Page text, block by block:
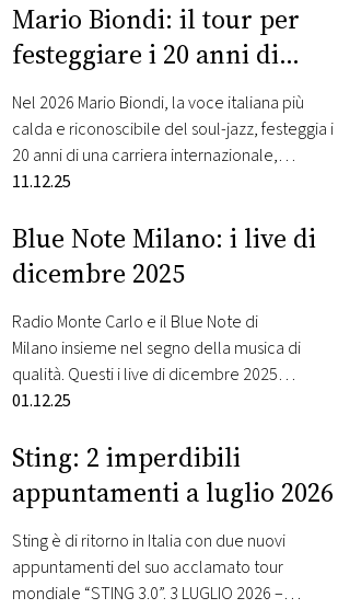
nazionale per un progetto che mette al
centro i giovani musicisti e il valore della
musica come patrimonio condiviso. 18
LUGLIO | ANFITEATRO DEGLI SCAVI | POMPEI (…
Mario Biondi: il tour per
festeggiare i 20 anni di
carriera
Nel 2026 Mario Biondi, la voce italiana più
calda e riconoscibile del soul-jazz, festeggia i
20 anni di una carriera internazionale,
costellata di concerti in tutta Europa e nel
singolo “This Is What You Are”. Con un timbro
vocale unico e una straordinaria capacità di
evocare atmosfere emotive, Biondi si è…
11.12.25
Blue Note Milano: i live di
dicembre 2025
Radio Monte Carlo e il Blue Note di
Milano insieme nel segno della musica di
qualità. Questi i live di dicembre 2025
selezionati da Radio Monte Carlo Sabato 3
è spesso chiamato il “paese dei ritmi” perché
ogni regione ha le sue tradizioni musicali, con
radici indigene, africane ed europee…
01.12.25
Sting: 2 imperdibili
appuntamenti a luglio 2026
Sting è di ritorno in Italia con due nuovi
appuntamenti del suo acclamato tour
mondiale “STING 3.0”. 3 LUGLIO 2026 –